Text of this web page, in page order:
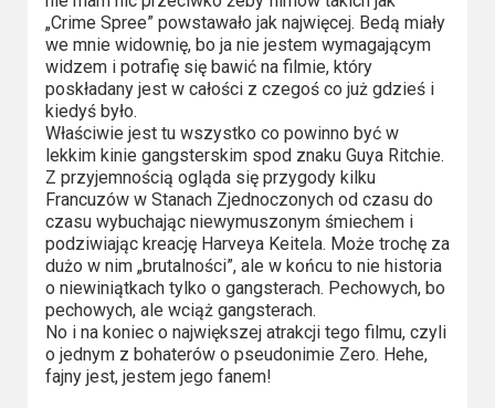
Max
Netflix
Sky
Showtime
Podsumowania
2023
2022
2021
2020
„Crime Spree” powstawało jak najwięcej. Bedą miały
we mnie widownię, bo ja nie jestem wymagającym
widzem i potrafię się bawić na filmie, który
poskładany jest w całości z czegoś co już gdzieś i
kiedyś było.
Właściwie jest tu wszystko co powinno być w
lekkim kinie gangsterskim spod znaku Guya Ritchie.
Z przyjemnością ogląda się przygody kilku
Francuzów w Stanach Zjednoczonych od czasu do
czasu wybuchając niewymuszonym śmiechem i
podziwiając kreację Harveya Keitela. Może trochę za
dużo w nim „brutalności”, ale w końcu to nie historia
o niewiniątkach tylko o gangsterach. Pechowych, bo
pechowych, ale wciąż gangsterach.
No i na koniec o największej atrakcji tego filmu, czyli
o jednym z bohaterów o pseudonimie Zero. Hehe,
fajny jest, jestem jego fanem!